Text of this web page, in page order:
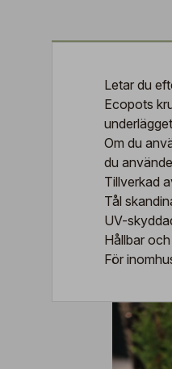
Letar du
Ecopots
Om du
du
Tillverkad
Tål
UV-
Hållbar
För